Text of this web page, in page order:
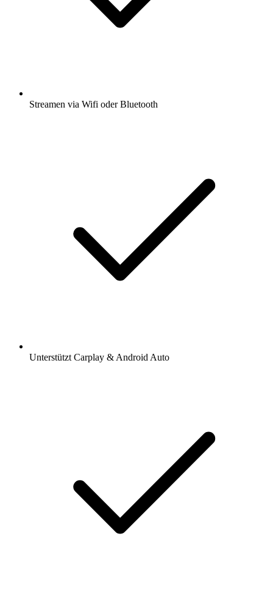
Streamen via Wifi oder Bluetooth
Unterstützt Carplay & Android Auto